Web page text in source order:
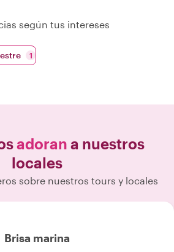
según tus intereses
1
adoran a nuestros
locales
sobre nuestros tours y locales
Brisa marina